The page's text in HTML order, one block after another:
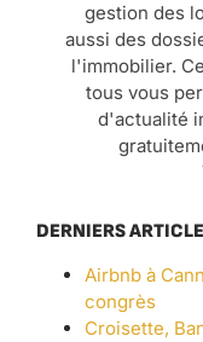
gestion des
aussi des
l'immobilier.
tous vous
d'actualité
DERNIERS
Airbnb à
congrès
Croisette,